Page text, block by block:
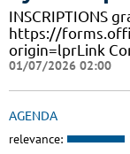
INSCRIPTIONS
https://
origin=lprLink
01/07/2026 02:00
AGENDA
relevance: